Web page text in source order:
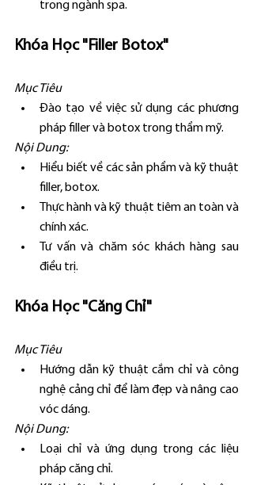
trong ngành spa.
Khóa Học "Filler Botox"
Mục Tiêu
Đào tạo về việc sử dụng các phương
pháp filler và botox trong thẩm mỹ.
Nội Dung:
Hiểu biết về các sản phẩm và kỹ thuật
filler, botox.
Thực hành và kỹ thuật tiêm an toàn và
chính xác.
Tư vấn và chăm sóc khách hàng sau
điều trị.
Khóa Học "Căng Chỉ"
Mục Tiêu
Hướng dẫn kỹ thuật cắm chỉ và công
nghệ cảng chỉ để làm đẹp và nâng cao
vóc dáng.
Nội Dung:
Loại chỉ và ứng dụng trong các liệu
pháp căng chỉ.